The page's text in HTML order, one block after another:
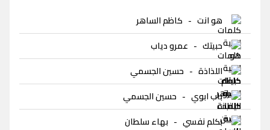
هو انت - كاظم الساهر
حبيتك - عمرو دياب
اللذاذة - حسين الجسمي
باب ابوي - حسين الجسمي
بكلم نفسي - بهاء سلطان